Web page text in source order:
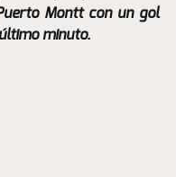
Montt con un gol
minuto.